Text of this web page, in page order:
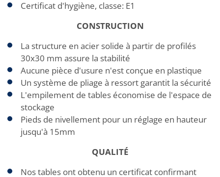
Certificat d'hygiène, classe: E1
CONSTRUCTION
La structure en acier solide à partir de profilés
30x30 mm assure la stabilité
Aucune pièce d'usure n'est conçue en plastique
Un système de pliage à ressort garantit la sécurité
L'empilement de tables économise de l'espace de
stockage
Pieds de nivellement pour un réglage en hauteur
jusqu'à 15mm
QUALITÉ
Nos tables ont obtenu un certificat confirmant